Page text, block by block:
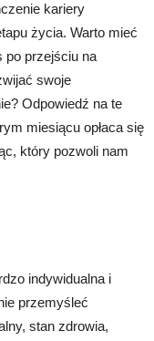
kariery
życia. Warto mieć
po przejściu na
swoje
Odpowiedź na te
miesiącu opłaca się
który pozwoli nam
indywidualna i
przemyśleć
stan zdrowia,